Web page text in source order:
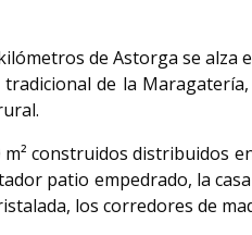
de Astorga se alza
de la
m² construidos distribuidos
patio empedrado, la
los corredores de